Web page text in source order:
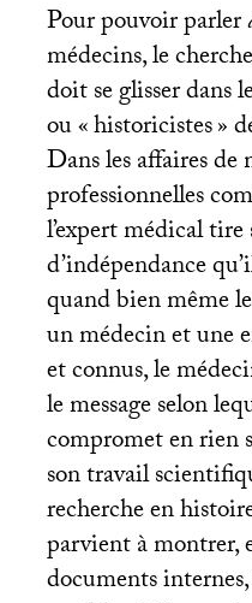
Pour pouvoir parler
médecins, le
doit se glisser dans
ou «historicistes»
Dans les affaires de
professionnelles
l’expert médical
d’indépendance
quand bien même
un médecin et une
et connus, le
le message selon
compromet en rien
son travail
recherche en
parvient à montrer,
documents